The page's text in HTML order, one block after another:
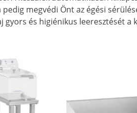
megvédi Önt az égési
és higiénikus leeresztését